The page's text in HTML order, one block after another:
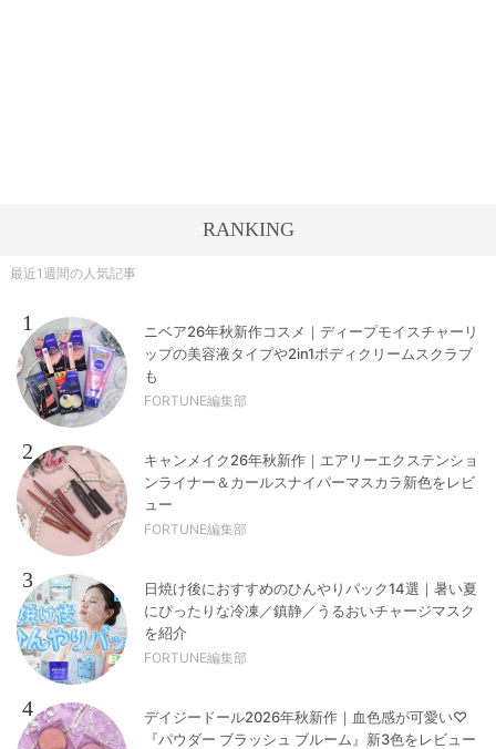
RANKING
最近1週間の人気記事
1
ニベア26年秋新作コスメ｜ディープモイスチャーリ
ップの美容液タイプや2in1ボディクリームスクラブ
も
FORTUNE編集部
2
キャンメイク26年秋新作｜エアリーエクステンショ
ンライナー＆カールスナイパーマスカラ新色をレビ
ュー
FORTUNE編集部
3
日焼け後におすすめのひんやりパック14選｜暑い夏
にぴったりな冷凍／鎮静／うるおいチャージマスク
を紹介
FORTUNE編集部
4
デイジードール2026年秋新作｜血色感が可愛い♡
『パウダー ブラッシュ ブルーム』新3色をレビュー